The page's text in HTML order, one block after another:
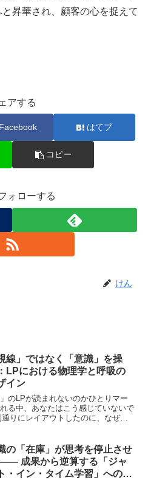
昇華され、顧客の心を捉えて
アする
Facebook はてブ
コピー
ォローする
けん
線」ではなく「意識」を操
LPにおける物理学と呼吸の
イン
のLPが読まれないのかひとりマー
る中、あなたはこう感じていないで
りにレイアウトしたのに、なぜか
の「在庫」が思考を停止させ
成果から逆算する「ジャ
・イン・タイム学習」への構